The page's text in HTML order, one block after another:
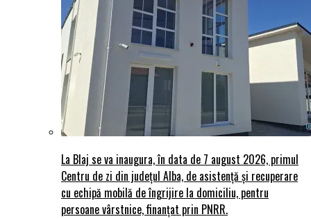
La Blaj se va inaugura, în data de 7 august 2026, primul
Centru de zi din județul Alba, de asistență și recuperare
cu echipă mobilă de îngrijire la domiciliu, pentru
persoane vârstnice, finanțat prin PNRR.